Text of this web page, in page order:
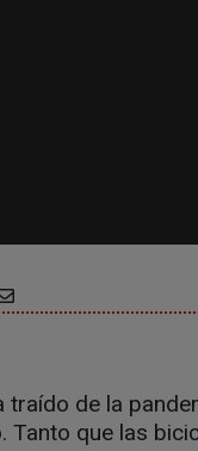
traído de la
Tanto que las